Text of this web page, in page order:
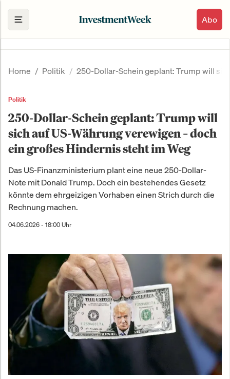
Abo
Home Politik 250-Dollar-Schein geplant: Trump will
Politik
250-Dollar-Schein geplant: Trump will
sich auf US-Währung verewigen – doch
ein großes Hindernis steht im Weg
Das US-Finanzministerium plant eine neue 250-Dollar-
Note mit Donald Trump. Doch ein bestehendes Gesetz
könnte dem ehrgeizigen Vorhaben einen Strich durch die
Rechnung machen.
04.06.2026 - 18:00 Uhr